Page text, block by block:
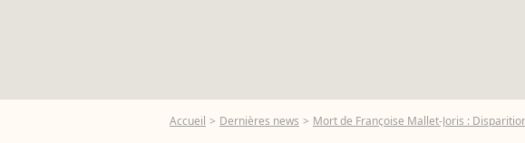
Accueil Dernières news Mort de Françoise Mallet-Joris :